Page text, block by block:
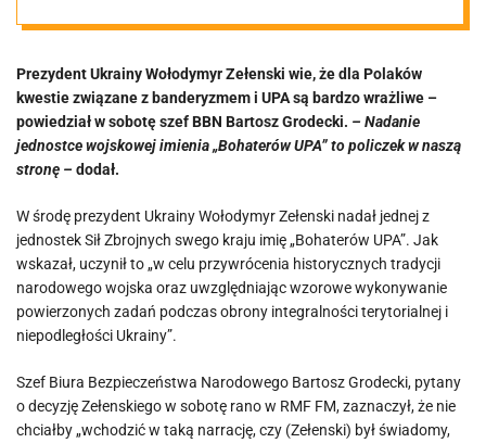
„To policzek w
naszą stronę””
Prezydent Ukrainy Wołodymyr Zełenski wie, że dla Polaków
kwestie związane z banderyzmem i UPA są bardzo wrażliwe –
powiedział w sobotę szef BBN Bartosz Grodecki. – Nadanie
jednostce wojskowej imienia „Bohaterów UPA” to policzek w naszą
stronę – dodał.
W środę prezydent Ukrainy Wołodymyr Zełenski nadał jednej z
jednostek Sił Zbrojnych swego kraju imię „Bohaterów UPA”. Jak
wskazał, uczynił to „w celu przywrócenia historycznych tradycji
narodowego wojska oraz uwzględniając wzorowe wykonywanie
powierzonych zadań podczas obrony integralności terytorialnej i
niepodległości Ukrainy”.
Szef Biura Bezpieczeństwa Narodowego Bartosz Grodecki, pytany
o decyzję Zełenskiego w sobotę rano w RMF FM, zaznaczył, że nie
chciałby „wchodzić w taką narrację, czy (Zełenski) był świadomy,